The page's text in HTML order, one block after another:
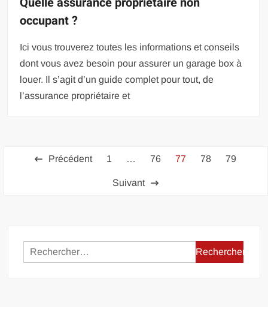
occupant ?
Ici vous trouverez toutes les informations et conseils
dont vous avez besoin pour assurer un garage box à
louer. Il s’agit d’un guide complet pour tout, de
l’assurance propriétaire et
Pagination
Précédent 1 … 76 77 78 79
Suivant
Rechercher :